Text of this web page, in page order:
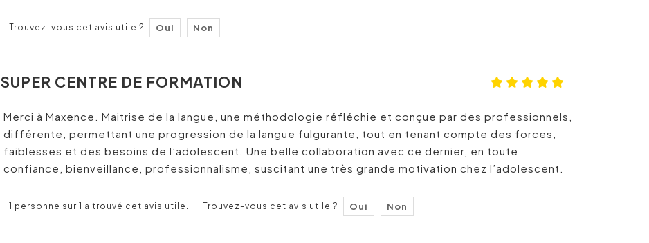
Trouvez-vous cet avis utile ? Oui Non
SUPER CENTRE DE FORMATION
Merci à Maxence. Maitrise de la langue, une méthodologie réfléchie et conçue par des professionnels,
différente, permettant une progression de la langue fulgurante, tout en tenant compte des forces,
faiblesses et des besoins de l’adolescent. Une belle collaboration avec ce dernier, en toute
confiance, bienveillance, professionnalisme, suscitant une très grande motivation chez l’adolescent.
1 personne sur 1 a trouvé cet avis utile. Trouvez-vous cet avis utile ? Oui Non